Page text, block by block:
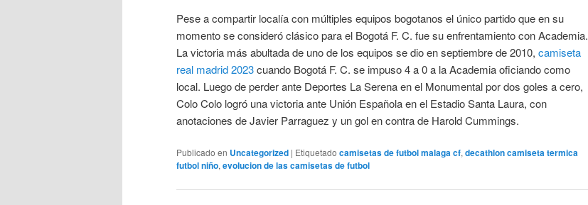
Pese a compartir localía con múltiples equipos bogotanos el único partido que en su
momento se consideró clásico para el Bogotá F. C. fue su enfrentamiento con Academia.
La victoria más abultada de uno de los equipos se dio en septiembre de 2010, camiseta
real madrid 2023cuando Bogotá F. C. se impuso 4 a 0 a la Academia oficiando como
local. Luego de perder ante Deportes La Serena en el Monumental por dos goles a cero,
Colo Colo logró una victoria ante Unión Española en el Estadio Santa Laura, con
anotaciones de Javier Parraguez y un gol en contra de Harold Cummings.
Publicado en Uncategorized | Etiquetado camisetas de futbol malaga cf, decathlon camiseta termica
futbol niño, evolucion de las camisetas de futbol